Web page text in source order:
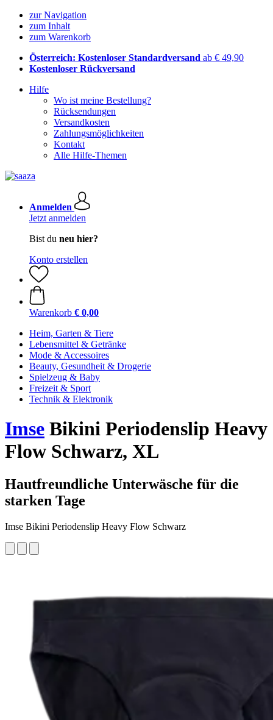
zur Navigation
zum Inhalt
zum Warenkorb
Österreich: Kostenloser Standardversand ab € 49,90
Kostenloser Rückversand
Hilfe
Wo ist meine Bestellung?
Rücksendungen
Versandkosten
Zahlungsmöglichkeiten
Kontakt
Alle Hilfe-Themen
Anmelden
Jetzt anmelden
Bist du neu hier?
Konto erstellen
Warenkorb € 0,00
Heim, Garten & Tiere
Lebensmittel & Getränke
Mode & Accessoires
Beauty, Gesundheit & Drogerie
Spielzeug & Baby
Freizeit & Sport
Technik & Elektronik
Imse Bikini Periodenslip Heavy
Flow Schwarz, XL
Hautfreundliche Unterwäsche für die
starken Tage
Imse Bikini Periodenslip Heavy Flow Schwarz